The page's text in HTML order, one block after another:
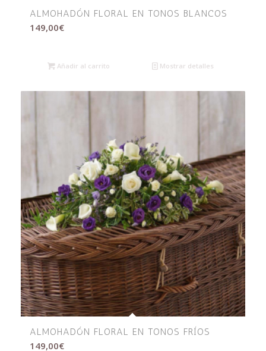
ALMOHADÓN FLORAL EN TONOS BLANCOS
149,00€
Añadir al carrito Mostrar detalles
ALMOHADÓN FLORAL EN TONOS FRÍOS
149,00€